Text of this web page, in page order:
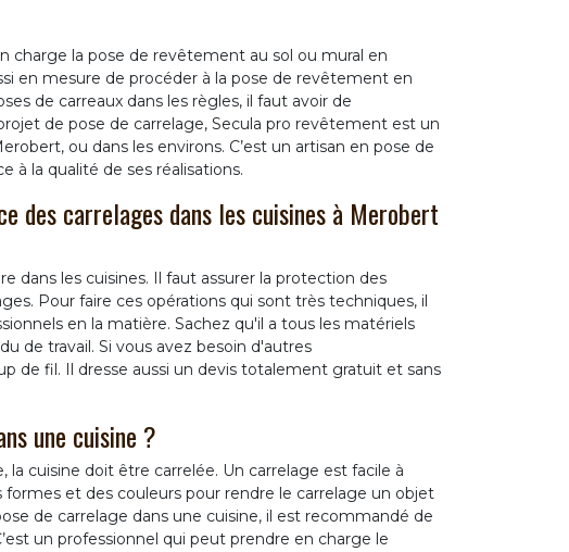
charge la pose de revêtement au sol ou mural en
en mesure de procéder à la pose de revêtement en
de carreaux dans les règles, il faut avoir de
de pose de carrelage, Secula pro revêtement est un
ou dans les environs. C’est un artisan en pose de
à la qualité de ses réalisations.
des carrelages dans les cuisines à Merobert
dans les cuisines. Il faut assurer la protection des
Pour faire ces opérations qui sont très techniques, il
en la matière. Sachez qu'il a tous les matériels
de travail. Si vous avez besoin d'autres
de fil. Il dresse aussi un devis totalement gratuit et sans
une cuisine ?
la cuisine doit être carrelée. Un carrelage est facile à
formes et des couleurs pour rendre le carrelage un objet
de carrelage dans une cuisine, il est recommandé de
un professionnel qui peut prendre en charge le